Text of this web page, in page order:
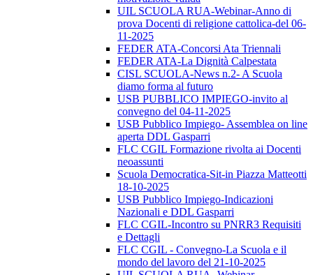
UIL SCUOLA RUA-Webinar-Anno di
prova Docenti di religione cattolica-del 06-
11-2025
FEDER ATA-Concorsi Ata Triennali
FEDER ATA-La Dignità Calpestata
CISL SCUOLA-News n.2- A Scuola
diamo forma al futuro
USB PUBBLICO IMPIEGO-invito al
convegno del 04-11-2025
USB Pubblico Impiego- Assemblea on line
aperta DDL Gasparri
FLC CGIL Formazione rivolta ai Docenti
neoassunti
Scuola Democratica-Sit-in Piazza Matteotti
18-10-2025
USB Pubblico Impiego-Indicazioni
Nazionali e DDL Gasparri
FLC CGIL-Incontro su PNRR3 Requisiti
e Dettagli
FLC CGIL - Convegno-La Scuola e il
mondo del lavoro del 21-10-2025